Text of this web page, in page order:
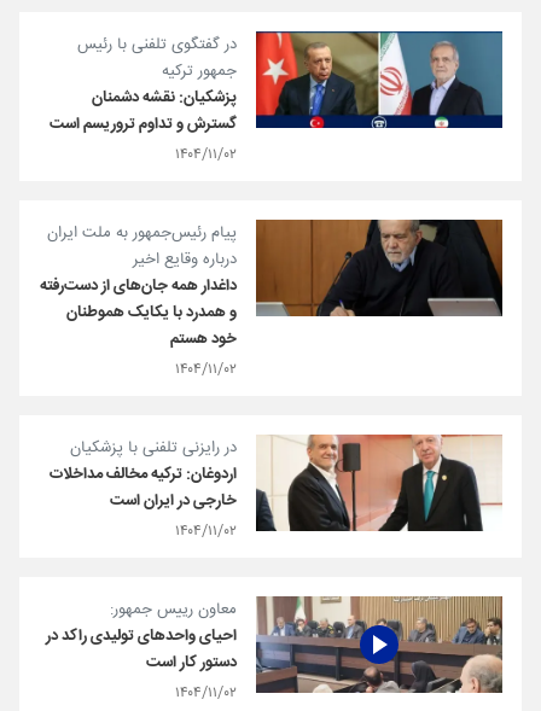
در گفتگوی تلفنی با رئیس
جمهور ترکیه
پزشکیان: نقشه دشمنان
گسترش و تداوم تروریسم است
۱۴۰۴/۱۱/۰۲
پیام رئیس‌جمهور به ملت ایران
درباره وقایع اخیر
داغدار همه جان‌های از دست‌رفته
و همدرد با یکایک هموطنان
خود هستم
۱۴۰۴/۱۱/۰۲
در رایزنی تلفنی با پزشکیان
اردوغان: ترکیه مخالف مداخلات
خارجی در ایران است
۱۴۰۴/۱۱/۰۲
معاون رییس جمهور:
احیای واحدهای تولیدی راکد در
دستور کار است
۱۴۰۴/۱۱/۰۲